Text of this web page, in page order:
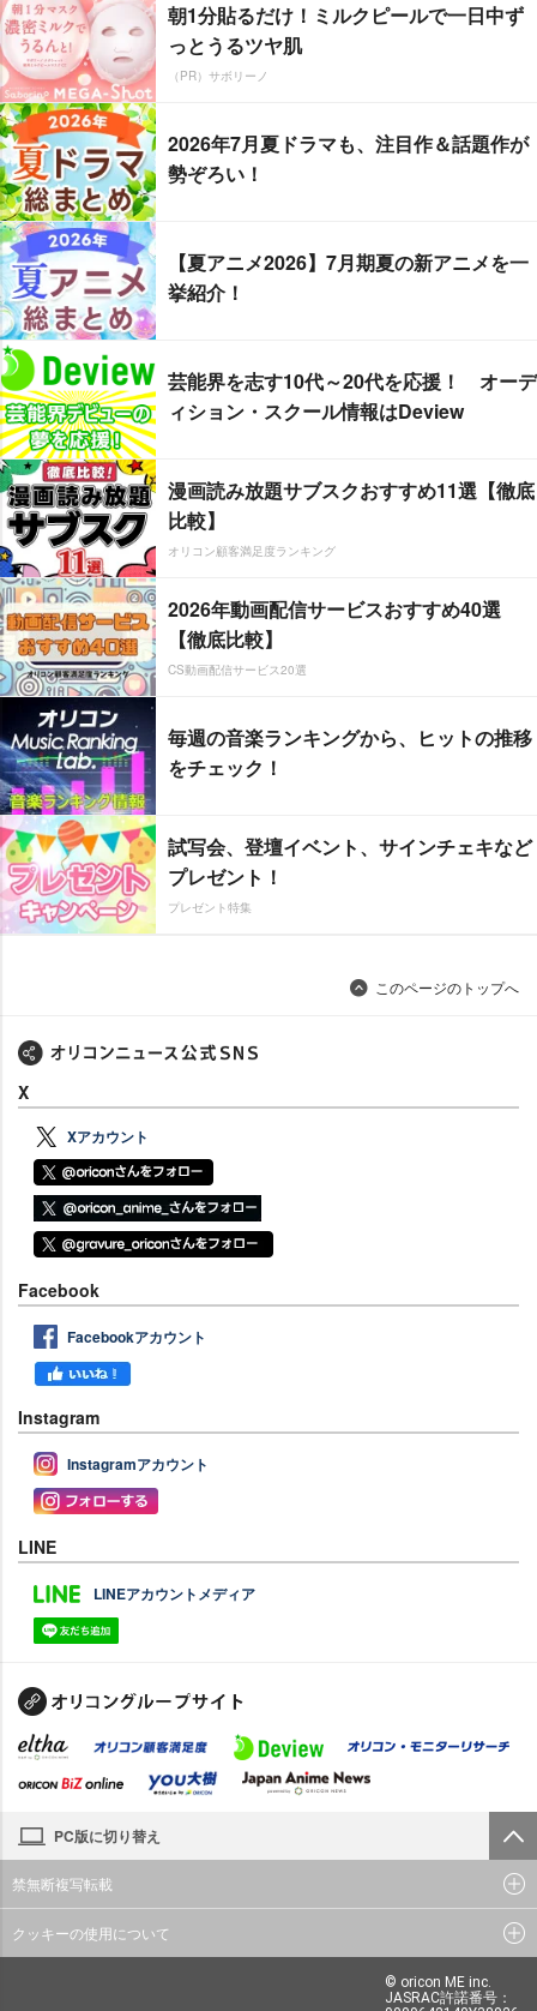
朝1分貼るだけ！ミルクピールで一日中ず
っとうるツヤ肌
（PR）サボリーノ
2026年7月夏ドラマも、注目作＆話題作が
勢ぞろい！
【夏アニメ2026】7月期夏の新アニメを一
挙紹介！
芸能界を志す10代～20代を応援！ オーデ
ィション・スクール情報はDeview
漫画読み放題サブスクおすすめ11選【徹底
比較】
オリコン顧客満足度ランキング
2026年動画配信サービスおすすめ40選
【徹底比較】
CS動画配信サービス20選
毎週の音楽ランキングから、ヒットの推移
をチェック！
試写会、登壇イベント、サインチェキなど
プレゼント！
プレゼント特集
このページのトップへ
X
Xアカウント
Facebook
Facebookアカウント
Instagram
Instagramアカウント
LINE
LINEアカウントメディア
PC版に切り替え
禁無断複写転載
クッキーの使用について
© oricon ME inc.
JASRAC許諾番号：